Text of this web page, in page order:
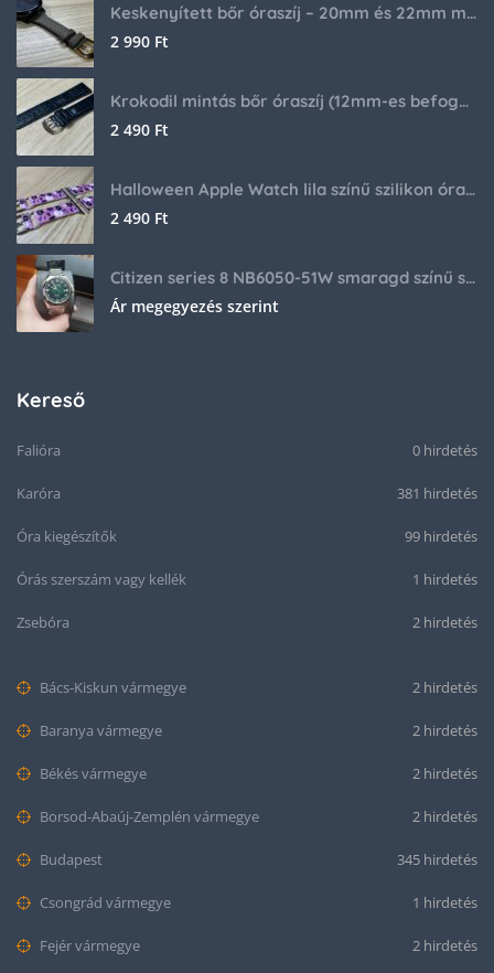
Keskenyített bőr óraszíj – 20mm és 22mm méretben
2 990 Ft
Krokodil mintás bőr óraszíj (12mm-es befogóval rendelkező órához)
2 490 Ft
Halloween Apple Watch lila színű szilikon óraszíj
2 490 Ft
Citizen series 8 NB6050-51W smaragd színű számlappal
Ár megegyezés szerint
Kereső
Falióra 0 hirdetés
Karóra 381 hirdetés
Óra kiegészítők 99 hirdetés
Órás szerszám vagy kellék 1 hirdetés
Zsebóra 2 hirdetés
Bács-Kiskun vármegye 2 hirdetés
Baranya vármegye 2 hirdetés
Békés vármegye 2 hirdetés
Borsod-Abaúj-Zemplén vármegye 2 hirdetés
Budapest 345 hirdetés
Csongrád vármegye 1 hirdetés
Fejér vármegye 2 hirdetés